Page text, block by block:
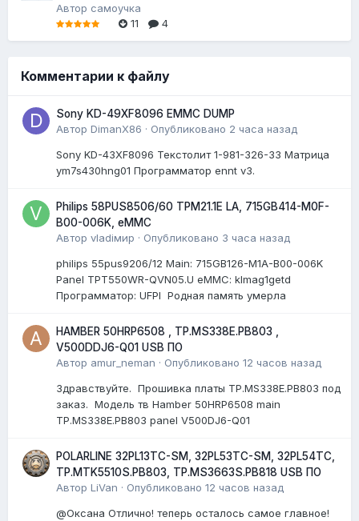
Автор самоучка
11
4
Комментарии к файлу
Sony KD-49XF8096 EMMC DUMP
Автор DimanX86 · Опубликовано 2 часа назад
Sony KD-43XF8096 Текстолит 1-981-326-33 Матрица
ym7s430hng01 Программатор ennt v3.
Philips 58PUS8506/60 TPM21.1E LA, 715GB414-M0F-
B00-006K, eMMC
Автор vladiмир · Опубликовано 3 часа назад
philips 55pus9206/12 Мain: 715GB126-M1A-B00-006K
Panel TPT550WR-QVN05.U eMMC: klmag1getd
Программатор: UFPI Родная память умерла
HAMBER 50HRP6508 , TP.MS338E.PB803 ,
V500DDJ6-Q01 USB ПО
Автор amur_neman · Опубликовано 12 часов назад
Здравствуйте. Прошивка платы TP.MS338E.PB803 под
заказ. Модель тв Hamber 50HRP6508 main
TP.MS338E.PB803 panel V500DJ6-Q01
POLARLINE 32PL13TC-SM, 32PL53TC-SM, 32PL54TC,
TP.MTK5510S.PB803, TP.MS3663S.PB818 USB ПО
Автор LiVan · Опубликовано 12 часов назад
@Оксана Отлично! теперь осталось самое главное!